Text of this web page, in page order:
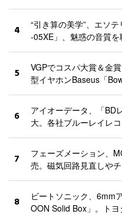
4
“引き算の美学”、エソ
-05XE」、魅惑の音質を
5
VGPでコスパ大賞＆金
型イヤホンBaseus「
6
アイオーデータ、「BD
大。各社ブルーレイレ
7
フェーズメーション、
売。磁気回路見直しや
8
ビートソニック、6mm
OON Solid Box」。ト